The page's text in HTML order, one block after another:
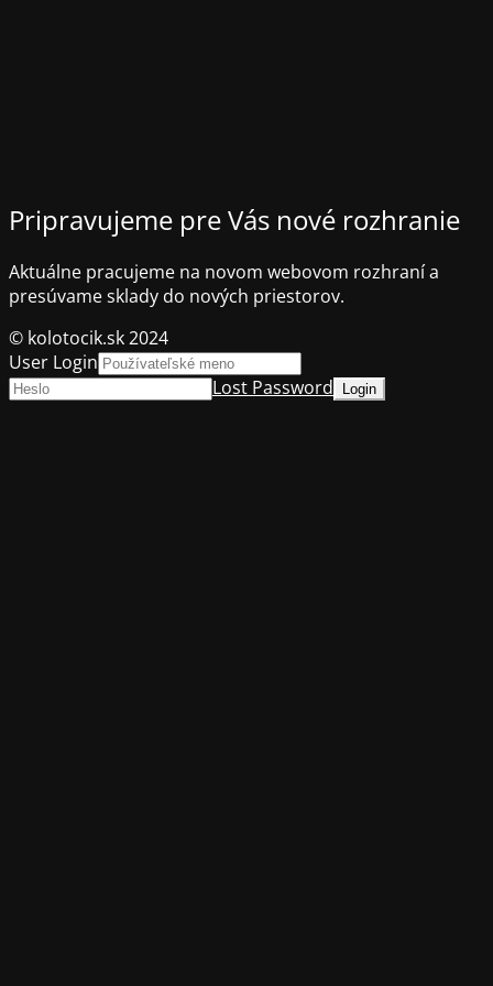
Pripravujeme pre Vás nové rozhranie
Aktuálne pracujeme na novom webovom rozhraní a
presúvame sklady do nových priestorov.
© kolotocik.sk 2024
User Login
Lost Password